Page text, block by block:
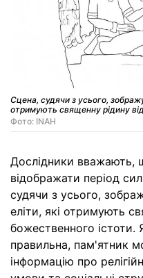
Сцена, судячи з усього,
отримують священну рідину
Фото: INAH
Дослідники вважають,
відображати період
судячи з усього,
еліти, які отримують
божественного істоти.
правильна, пам'ятник
інформацію про